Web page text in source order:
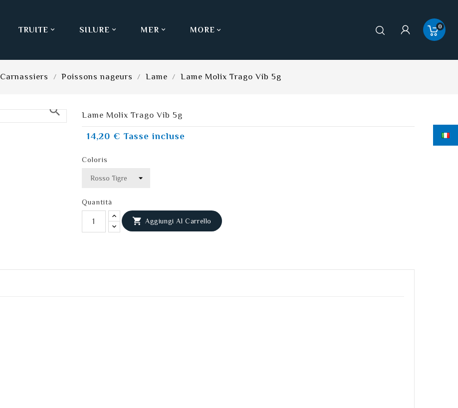

TRUITE 
SILURE 
MER MORE 0
Carnassiers Poissons nageurs Lame Lame Molix Trago Vib 5g
search Lame Molix Trago Vib 5g
14,20 € Tasse incluse
Coloris
Quantità
 Aggiungi Al Carrello